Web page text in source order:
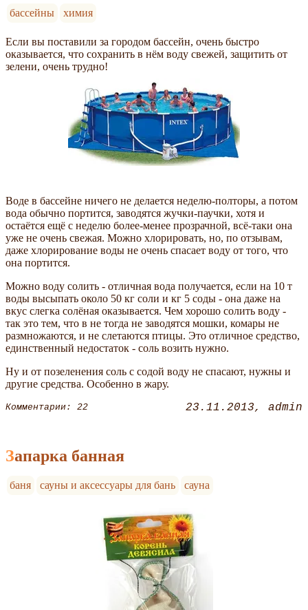
бассейны химия
Если вы поставили за городом бассейн, очень быстро
оказывается, что сохранить в нём воду свежей, защитить от
зелени, очень трудно!
Воде в бассейне ничего не делается неделю-полторы, а потом
вода обычно портится, заводятся жучки-паучки, хотя и
остаётся ещё с неделю более-менее прозрачной, всё-таки она
уже не очень свежая. Можно хлорировать, но, по отзывам,
даже хлорирование воды не очень спасает воду от того, что
она портится.
Можно воду солить - отличная вода получается, если на 10 т
воды высыпать около 50 кг соли и кг 5 соды - она даже на
вкус слегка солёная оказывается. Чем хорошо солить воду -
так это тем, что в не тогда не заводятся мошки, комары не
размножаются, и не слетаются птицы. Это отличное средство,
единственный недостаток - соль возить нужно.
Ну и от позеленения соль с содой воду не спасают, нужны и
другие средства. Особенно в жару.
Комментарии: 22 23.11.2013 admin
Запарка банная
баня сауны и аксессуары для бань сауна